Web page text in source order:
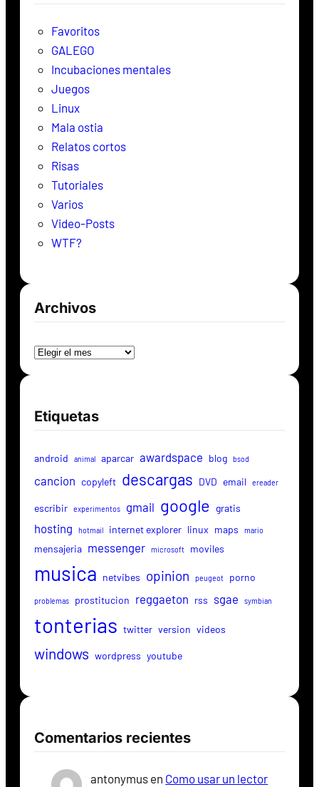
Favoritos
GALEGO
Incubaciones mentales
Juegos
Linux
Mala ostia
Relatos cortos
Risas
Tutoriales
Varios
Video-Posts
WTF?
Archivos
Etiquetas
android animal aparcar awardspace blog bsod
cancion copyleft descargas DVD email ereader
escribir experimentos gmail google gratis
hosting hotmail internet explorer linux maps mario
mensajeria messenger microsoft moviles
musica netvibes opinion peugeot porno
problemas prostitucion reggaeton rss sgae symbian
tonterias twitter version videos
windows wordpress youtube
Comentarios recientes
antonymus en Como usar un lector